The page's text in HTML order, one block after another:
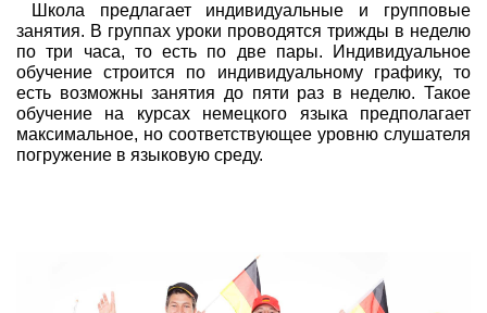
Школа предлагает индивидуальные и групповые
занятия. В группах уроки проводятся трижды в неделю
по три часа, то есть по две пары. Индивидуальное
обучение строится по индивидуальному графику, то
есть возможны занятия до пяти раз в неделю. Такое
обучение на курсах немецкого языка предполагает
максимальное, но соответствующее уровню слушателя
погружение в языковую среду.